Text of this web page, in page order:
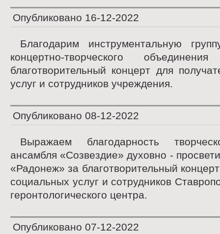
Опубликовано 16-12-2022
Благодарим инструментальную
концертно-творческого
благотворительный концерт для
услуг и сотрудников учреждения.
Опубликовано 08-12-2022
Выражаем благодарность
ансамбля «Созвездие» духовно -
«Радонеж» за благотворительный
социальных услуг и сотрудников
геронтологического центра.
Опубликовано 07-12-2022